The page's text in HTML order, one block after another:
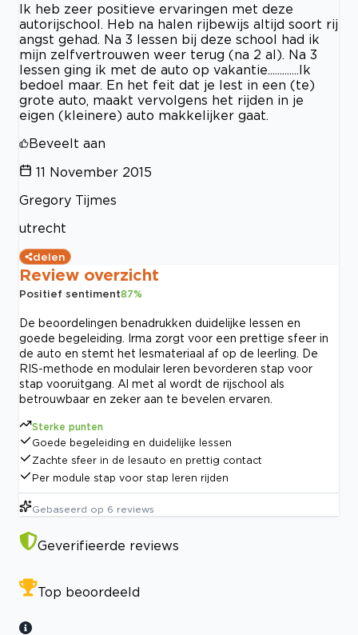
Ik heb zeer positieve ervaringen met deze
autorijschool. Heb na halen rijbewijs altijd soort rij
angst gehad. Na 3 lessen bij deze school had ik
mijn zelfvertrouwen weer terug (na 2 al). Na 3
lessen ging ik met de auto op vakantie.............Ik
bedoel maar. En het feit dat je lest in een (te)
grote auto, maakt vervolgens het rijden in je
eigen (kleinere) auto makkelijker gaat.
Beveelt aan
11 November 2015
Gregory Tijmes
utrecht
delen
Review overzicht
Positief sentiment87%
De beoordelingen benadrukken duidelijke lessen en
goede begeleiding. Irma zorgt voor een prettige sfeer in
de auto en stemt het lesmateriaal af op de leerling. De
RIS-methode en modulair leren bevorderen stap voor
stap vooruitgang. Al met al wordt de rijschool als
betrouwbaar en zeker aan te bevelen ervaren.
Sterke punten
Goede begeleiding en duidelijke lessen
Zachte sfeer in de lesauto en prettig contact
Per module stap voor stap leren rijden
Gebaseerd op 6 reviews
Geverifieerde reviews
Top beoordeeld